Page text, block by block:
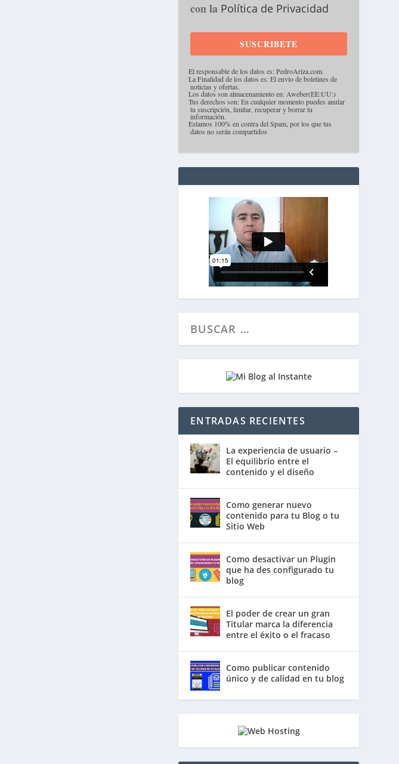
con la Política de Privacidad
SUSCRIBETE
El responsable de los datos es: PedroAriza.com.
La Finalidad de los datos es: El envío de boletines de
noticias y ofertas.
Los datos son almacenamiento en: Aweber(EE:UU:)
Tus derechos son: En cualquier momento puedes anular
tu suscripción, limitar, recuperar y borrar tu
información.
Estamos 100% en contra del Spam, por los que tus
datos no serán compartidos
ENTRADAS RECIENTES
La experiencia de usuario –
El equilibrio entre el
contenido y el diseño
Como generar nuevo
contenido para tu Blog o tu
Sitio Web
Como desactivar un Plugin
que ha des configurado tu
blog
El poder de crear un gran
Titular marca la diferencia
entre el éxito o el fracaso
Como publicar contenido
único y de calidad en tu blog